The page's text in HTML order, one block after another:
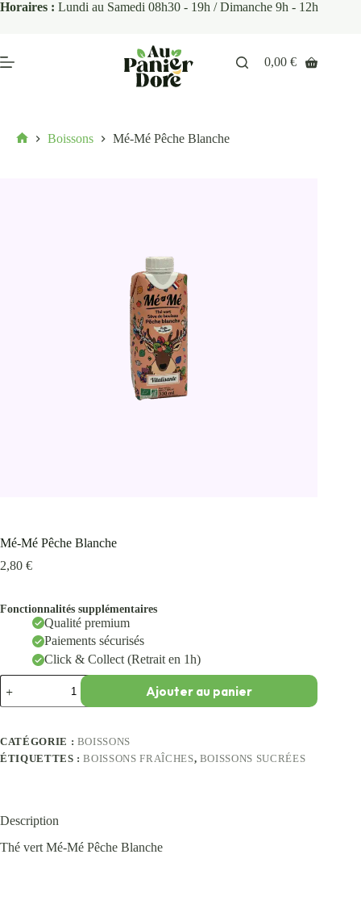
Horaires : Lundi au Samedi 08h30 - 19h / Dimanche 9h - 12h
0,00€
Boissons Mé-Mé Pêche Blanche
Mé-Mé Pêche Blanche
2,80 €
Fonctionnalités supplémentaires
Qualité premium
Paiements sécurisés
Click & Collect (Retrait en 1h)
Ajouter au panier
CATÉGORIE : BOISSONS
ÉTIQUETTES :BOISSONS FRAÎCHES, BOISSONS SUCRÉES
Description
Thé vert Mé-Mé Pêche Blanche